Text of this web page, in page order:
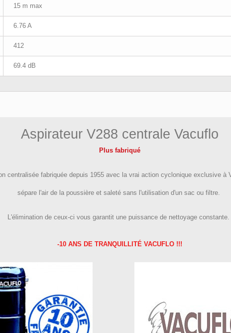
15 m max
6.76 A
412
69.4 dB
Aspirateur V288 centrale Vacuflo
Plus fabriqué
centralisée fabriquée depuis 1955 avec la vrai action cyclonique exclusive à
sépare l'air de la poussière et saleté sans l'utilisation d'un sac ou filtre.
L'élimination de ceux-ci vous garantit une puissance de nettoyage constante.
-10 ANS DE TRANQUILLITÉ VACUFLO !!!